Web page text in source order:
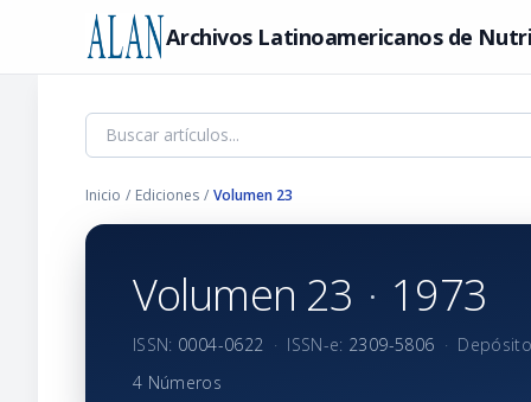
Archivos Latinoamericanos de
Inicio / Ediciones / Volumen 23
Volumen 23 · 1973
ISSN: 0004-0622 · ISSN-e: 2309-5806 ·
4 Números